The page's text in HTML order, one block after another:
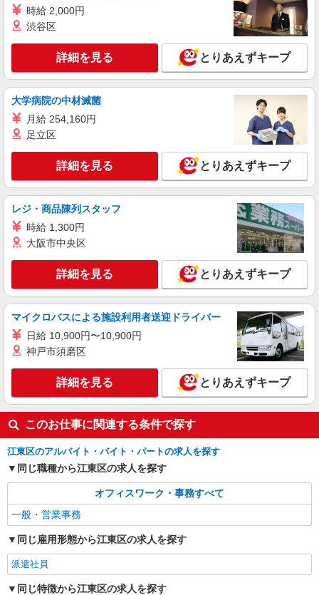
キープ 詳細を見る
パート 職業紹介
株式会社フルキャスト東京支社/EA0401G-10J
＼大人気♪／オフィスワーク！！その他イメベ
ントスタッフ、仕分け等もあります！
時給1600円〜1800円（22:00〜翌5:00の深夜手
当で時給UP） ※給与幅は経験・能力による
キープ 詳細を見る
時給 2,000円
渋谷区
詳細を見る とりあえずキープ
大学病院の中材滅菌
月給 254,160円
足立区
詳細を見る とりあえずキープ
レジ・商品陳列スタッフ
時給 1,300円
大阪市中央区
詳細を見る とりあえずキープ
マイクロバスによる施設利用者送迎ドライバー
日給 10,900円〜10,900円
神戸市須磨区
詳細を見る とりあえずキープ
このお仕事に関連する条件で探す
江東区のアルバイト・バイト・パートの求人を探す
同じ職種から江東区の求人を探す
オフィスワーク・事務すべて
一般・営業事務
同じ雇用形態から江東区の求人を探す
派遣社員
同じ特徴から江東区の求人を探す